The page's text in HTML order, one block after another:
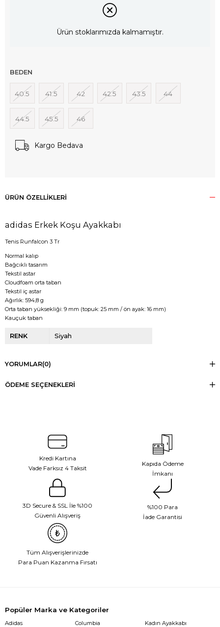
Ürün stoklarımızda kalmamıştır.
BEDEN
40.5 41.5 42 42.5 43.5 44
44.5 45.5 46
Kargo Bedava
ÜRÜN ÖZELLIKLERI
adidas Erkek Koşu Ayakkabı
Tenis Runfalcon 3 Tr
Normal kalıp
Bağcıklı tasarım
Tekstil astar
Cloudfoam orta taban
Tekstil iç astar
Ağırlık: 594,8 g
Orta taban yüksekliği: 9 mm (topuk: 25 mm / ön ayak: 16 mm)
Kauçuk taban
RENK Siyah
YORUMLAR(0)
ÖDEME SEÇENEKLERI
Kredi Kartına
Vade Farksız 4 Taksit
Kapıda Ödeme
İmkanı
3D Secure & SSL İle %100
Güvenli Alışveriş
%100 Para
İade Garantisi
Tüm Alışverişlerinizde
Para Puan Kazanma Fırsatı
Popüler Marka ve Kategoriler
Adidas
Columbia
Kadın Ayakkabı